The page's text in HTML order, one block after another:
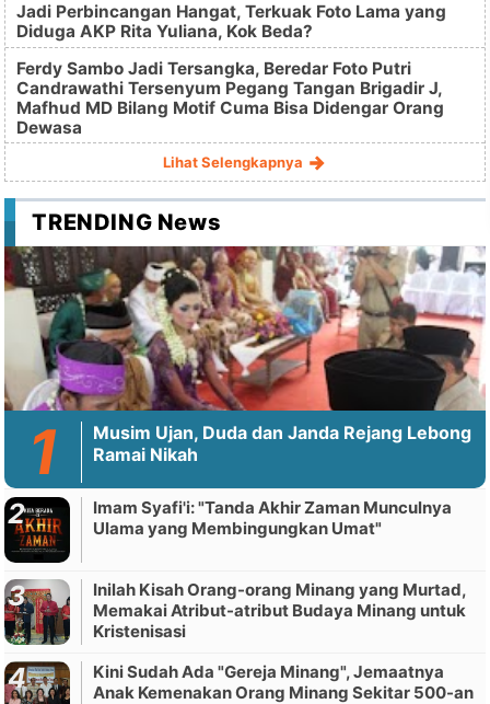
Jadi Perbincangan Hangat, Terkuak Foto Lama yang
Diduga AKP Rita Yuliana, Kok Beda?
Ferdy Sambo Jadi Tersangka, Beredar Foto Putri
Candrawathi Tersenyum Pegang Tangan Brigadir J,
Mafhud MD Bilang Motif Cuma Bisa Didengar Orang
Dewasa
Lihat Selengkapnya
TRENDING News
Musim Ujan, Duda dan Janda Rejang Lebong
Ramai Nikah
Imam Syafi'i: "Tanda Akhir Zaman Munculnya
Ulama yang Membingungkan Umat"
Inilah Kisah Orang-orang Minang yang Murtad,
Memakai Atribut-atribut Budaya Minang untuk
Kristenisasi
Kini Sudah Ada "Gereja Minang", Jemaatnya
Anak Kemenakan Orang Minang Sekitar 500-an